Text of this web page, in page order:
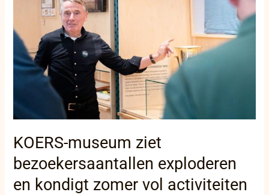
KOERS-museum ziet
bezoekersaantallen exploderen
en kondigt zomer vol activiteiten
bezoekersaantallen
exploderen
en
kondigt
zomer
vol
activiteiten